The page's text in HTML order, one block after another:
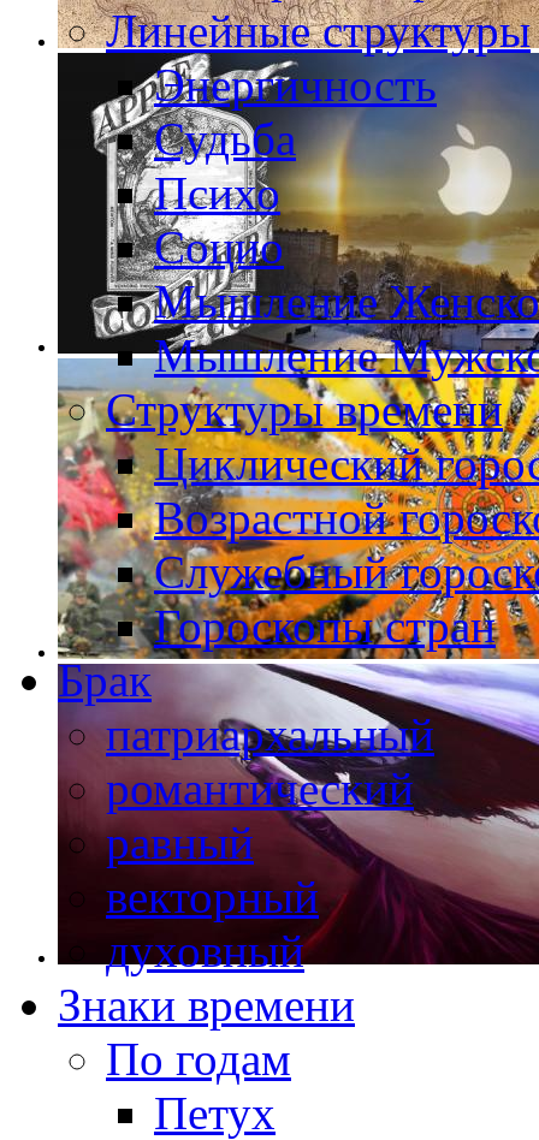
Линейные структуры
Энергичность
Судьба
Психо
Социо
Мышление
Мышление
Структуры времени
Циклический
Возрастной
Служебный
Гороскопы стран
Брак
патриархальный
романтический
равный
векторный
духовный
Знаки времени
По годам
Петух